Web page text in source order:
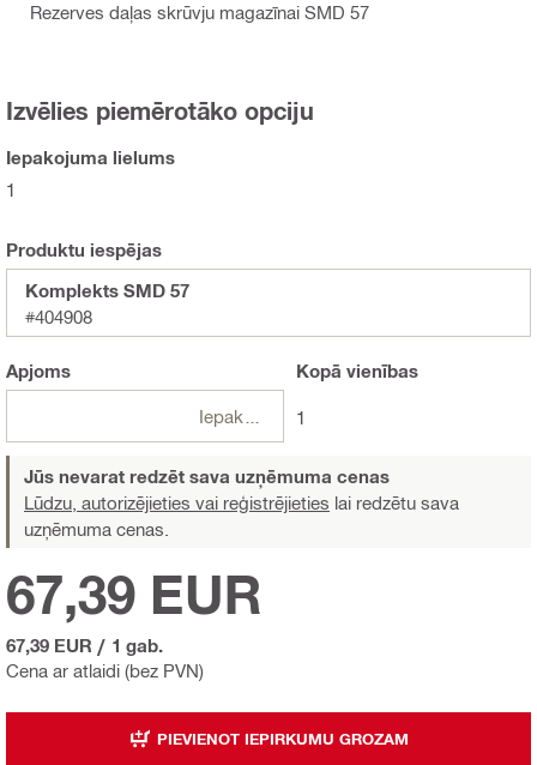
Rezerves daļas skrūvju magazīnai SMD 57
Izvēlies piemērotāko opciju
Iepakojuma lielums
1
Produktu iespējas
Komplekts SMD 57
#404908
Apjoms Kopā vienības
1
Jūs nevarat redzēt sava uzņēmuma cenas
Lūdzu, autorizējieties vai reģistrējieties lai redzētu sava
uzņēmuma cenas.
Cena ar atlaidi (bez PVN)
67,39 EUR
67,39 EUR / 1 gab.
PIEVIENOT IEPIRKUMU GROZAM